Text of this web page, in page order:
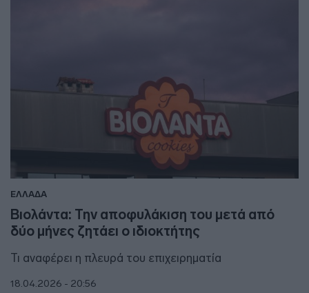
ΕΛΛΑΔΑ
Βιολάντα: Την αποφυλάκιση του μετά από
δύο μήνες ζητάει ο ιδιοκτήτης
Τι αναφέρει η πλευρά του επιχειρηματία
18.04.2026 - 20:56